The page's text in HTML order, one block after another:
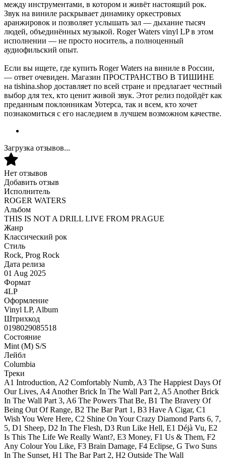
между инструментами, в котором и живёт настоящий рок.
Звук на виниле раскрывает динамику оркестровых
аранжировок и позволяет услышать зал — дыхание тысяч
людей, объединённых музыкой. Roger Waters vinyl LP в этом
исполнении — не просто носитель, а полноценный
аудиофильский опыт.
Если вы ищете, где купить Roger Waters на виниле в России,
— ответ очевиден. Магазин ПРОСТРАНСТВО В ТИШИНЕ
на tishina.shop доставляет по всей стране и предлагает честный
выбор для тех, кто ценит живой звук. Этот релиз подойдёт как
преданным поклонникам Уотерса, так и всем, кто хочет
познакомиться с его наследием в лучшем возможном качестве.
Загрузка отзывов...
Нет отзывов
Добавить отзыв
Исполнитель
ROGER WATERS
Альбом
THIS IS NOT A DRILL LIVE FROM PRAGUE
Жанр
Классический рок
Стиль
Rock, Prog Rock
Дата релиза
01 Aug 2025
Формат
4LP
Оформление
Vinyl LP, Album
Штрихкод
0198029085518
Состояние
Mint (M) S/S
Лейбл
Columbia
Треки
A1 Introduction, A2 Comfortably Numb, A3 The Happiest Days Of
Our Lives, A4 Another Brick In The Wall Part 2, A5 Another Brick
In The Wall Part 3, A6 The Powers That Be, B1 The Bravery Of
Being Out Of Range, B2 The Bar Part 1, B3 Have A Cigar, C1
Wish You Were Here, C2 Shine On Your Crazy Diamond Parts 6, 7,
5, D1 Sheep, D2 In The Flesh, D3 Run Like Hell, E1 Déjà Vu, E2
Is This The Life We Really Want?, E3 Money, F1 Us & Them, F2
Any Colour You Like, F3 Brain Damage, F4 Eclipse, G Two Suns
In The Sunset, H1 The Bar Part 2, H2 Outside The Wall